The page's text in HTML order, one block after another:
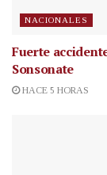
NACIONALES
Fuerte
Sonsonate
HACE 5 HORAS